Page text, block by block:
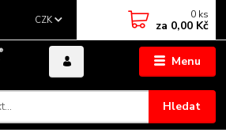
Menu
CZK
Hledat
0 ks
za 0,00 Kč